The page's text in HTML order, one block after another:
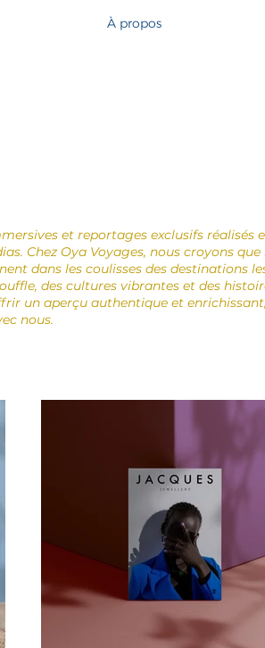
À propos
et reportages exclusifs réalisés
Chez Oya Voyages, nous croyons que
dans les coulisses des destinations
des cultures vibrantes et des
un aperçu authentique et
nous.